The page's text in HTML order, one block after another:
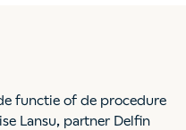
functie of de procedure
Lansu, partner Delfin